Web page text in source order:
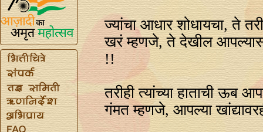
ज्यांचा आधार शोधायचा, ते
खरं म्हणजे, ते देखील
!!
तरीही त्यांच्या हाताची ऊब
गंमत म्हणजे, आपल्या